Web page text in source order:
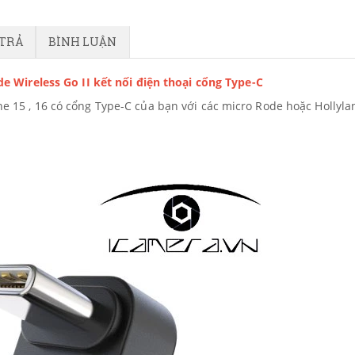
BÌNH LUẬN
Wireless Go II kết nối điện thoại cổng Type-C
15 , 16 có cổng Type-C của bạn với các micro Rode hoặc